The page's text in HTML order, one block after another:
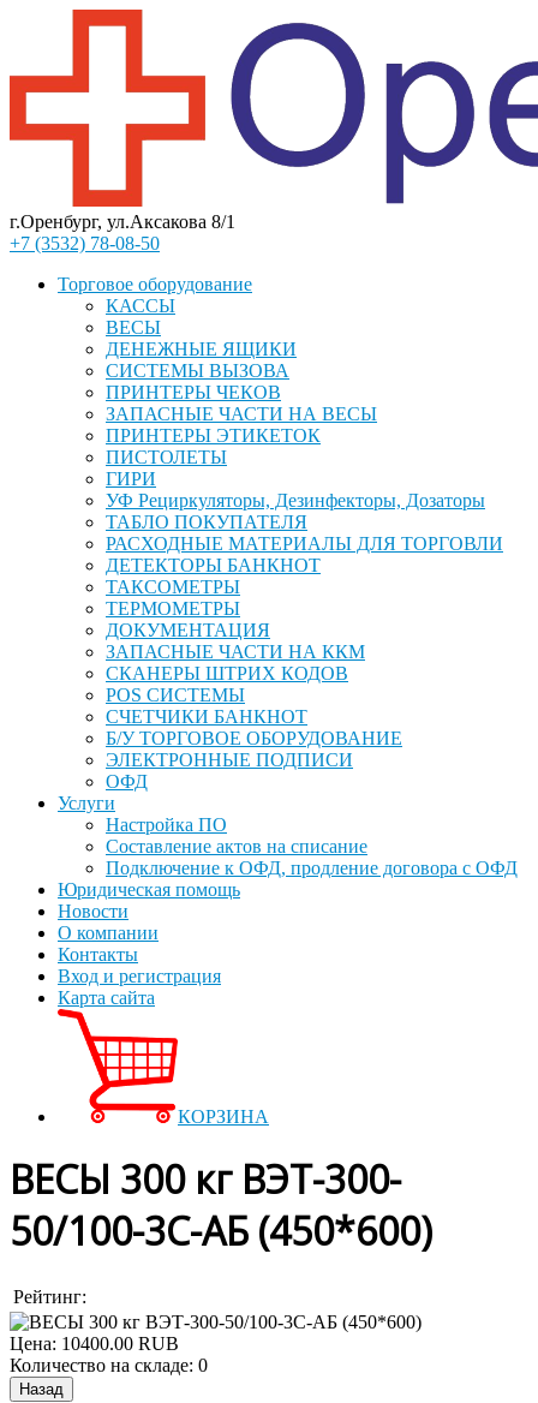
г.Оренбург, ул.Аксакова 8/1
+7 (3532) 78-08-50
Торговое оборудование
КАССЫ
ВЕСЫ
ДЕНЕЖНЫЕ ЯЩИКИ
СИСТЕМЫ ВЫЗОВА
ПРИНТЕРЫ ЧЕКОВ
ЗАПАСНЫЕ ЧАСТИ НА ВЕСЫ
ПРИНТЕРЫ ЭТИКЕТОК
ПИСТОЛЕТЫ
ГИРИ
УФ Рециркуляторы, Дезинфекторы, Дозаторы
ТАБЛО ПОКУПАТЕЛЯ
РАСХОДНЫЕ МАТЕРИАЛЫ ДЛЯ ТОРГОВЛИ
ДЕТЕКТОРЫ БАНКНОТ
ТАКСОМЕТРЫ
ТЕРМОМЕТРЫ
ДОКУМЕНТАЦИЯ
ЗАПАСНЫЕ ЧАСТИ НА ККМ
СКАНЕРЫ ШТРИХ КОДОВ
POS СИСТЕМЫ
СЧЕТЧИКИ БАНКНОТ
Б/У ТОРГОВОЕ ОБОРУДОВАНИЕ
ЭЛЕКТРОННЫЕ ПОДПИСИ
ОФД
Услуги
Настройка ПО
Составление актов на списание
Подключение к ОФД, продление договора с ОФД
Юридическая помощь
Новости
О компании
Контакты
Вход и регистрация
Карта сайта
КОРЗИНА
ВЕСЫ 300 кг ВЭТ-300-
50/100-3С-АБ (450*600)
Рейтинг:
Цена: 10400.00 RUB
Количество на складе: 0